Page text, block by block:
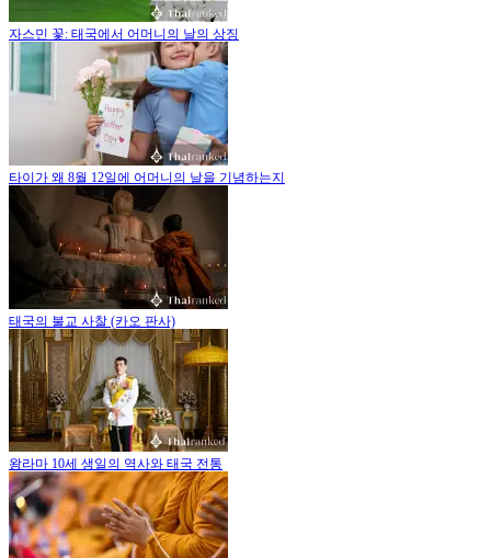
자스민 꽃: 태국에서 어머니의 날의 상징
타이가 왜 8월 12일에 어머니의 날을 기념하는지
태국의 불교 사찰 (카오 판사)
왕라마 10세 생일의 역사와 태국 전통